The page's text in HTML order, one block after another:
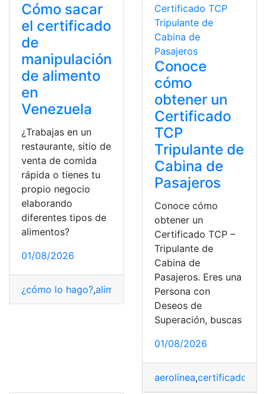
Cómo sacar
el certificado
de
manipulación
de alimento
en
Venezuela
¿Trabajas en un
restaurante, sitio de
venta de comida
rápida o tienes tu
propio negocio
elaborando
diferentes tipos de
alimentos?
01/08/2026
¿cómo lo hago?,alimentos certificado manipulación
Conoce
cómo
obtener un
Certificado
TCP
Tripulante de
Cabina de
Pasajeros
Conoce cómo
obtener un
Certificado TCP –
Tripulante de
Cabina de
Pasajeros. Eres una
Persona con
Deseos de
Superación, buscas
01/08/2026
aerolínea,certificado